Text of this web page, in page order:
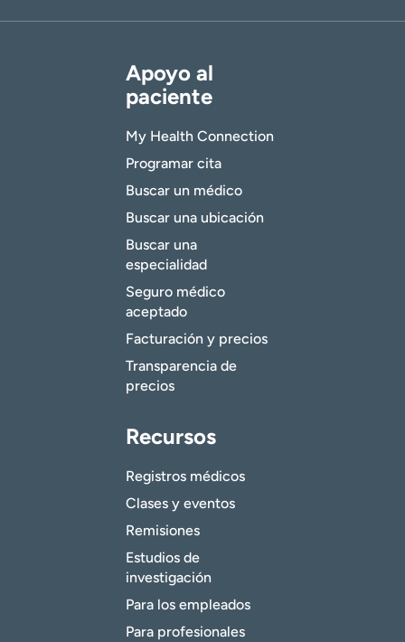
Apoyo al
paciente
My Health Connection
Programar cita
Buscar un médico
Buscar una ubicación
Buscar una
especialidad
Seguro médico
aceptado
Facturación y precios
Transparencia de
precios
Recursos
Registros médicos
Clases y eventos
Remisiones
Estudios de
investigación
Para los empleados
Para profesionales